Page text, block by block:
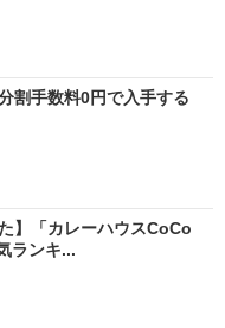
割手数料0円で入手する
】「カレーハウスCoCo
ランキ...